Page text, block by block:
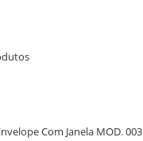
Com Janela MOD. 003